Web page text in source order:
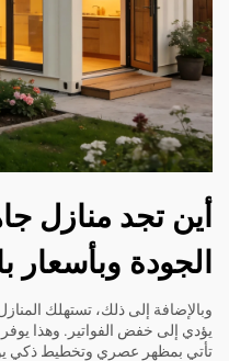
أين تجد منازل
الجودة وبأسعار
وبالإضافة إلى ذلك، تستهلك
يؤدي إلى خفض الفواتير. وهذا
تأتي بمظهر عصري وتخطيط ذكي